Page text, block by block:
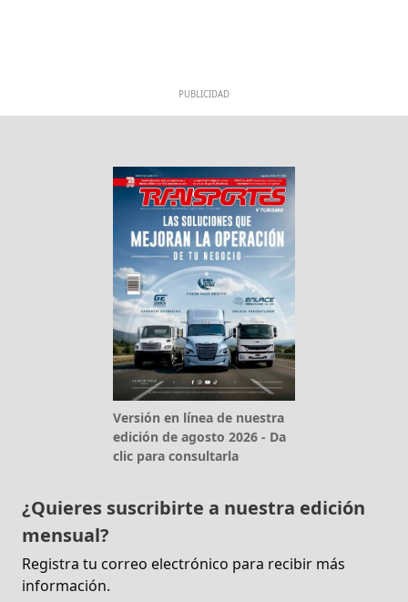
PUBLICIDAD
Versión en línea de nuestra
edición de agosto 2026 - Da
clic para consultarla
¿Quieres suscribirte a nuestra edición
mensual?
Registra tu correo electrónico para recibir más
información.